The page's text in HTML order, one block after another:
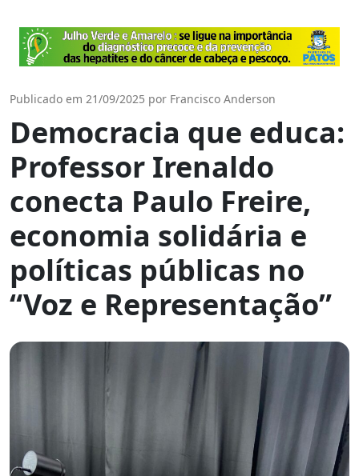
Publicado em 21/09/2025 por Francisco Anderson
Democracia que educa:
Professor Irenaldo
conecta Paulo Freire,
economia solidária e
políticas públicas no
“Voz e Representação”